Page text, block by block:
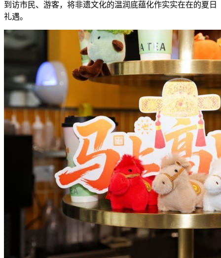
到访市民、游客，将非遗文化的温润底蕴化作实实在在的夏日
礼遇。